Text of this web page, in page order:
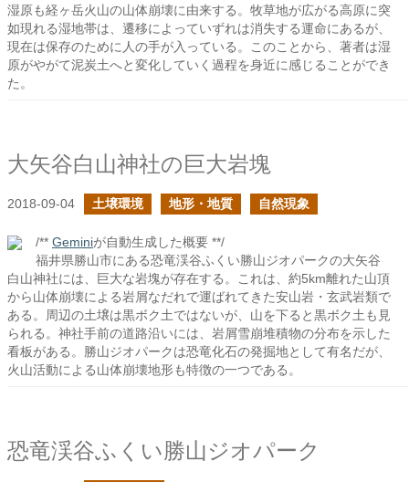
湿原も経ヶ岳火山の山体崩壊に由来する。牧草地が広がる高原に突
如現れる湿地帯は、遷移によっていずれは消失する運命にあるが、
現在は保存のために人の手が入っている。このことから、著者は湿
原がやがて泥炭土へと変化していく過程を身近に感じることができ
た。
大矢谷白山神社の巨大岩塊
2018-09-04 土壌環境 地形・地質 自然現象
/** Geminiが自動生成した概要 **/
福井県勝山市にある恐竜渓谷ふくい勝山ジオパークの大矢谷
白山神社には、巨大な岩塊が存在する。これは、約5km離れた山頂
から山体崩壊による岩屑なだれで運ばれてきた安山岩・玄武岩類で
ある。周辺の土壌は黒ボク土ではないが、山を下ると黒ボク土も見
られる。神社手前の道路沿いには、岩屑雪崩堆積物の分布を示した
看板がある。勝山ジオパークは恐竜化石の発掘地として有名だが、
火山活動による山体崩壊地形も特徴の一つである。
恐竜渓谷ふくい勝山ジオパーク